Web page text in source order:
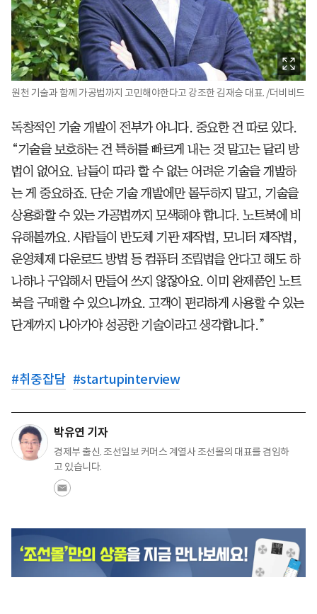
원천 기술과 함께 가공법까지 고민해야한다고 강조한 김재승 대표. /더비비드
독창적인 기술 개발이 전부가 아니다. 중요한 건 따로 있다.
“기술을 보호하는 건 특허를 빠르게 내는 것 말고는 달리 방
법이 없어요. 남들이 따라 할 수 없는 어려운 기술을 개발하
는 게 중요하죠. 단순 기술 개발에만 몰두하지 말고, 기술을
상용화할 수 있는 가공법까지 모색해야 합니다. 노트북에 비
유해볼까요. 사람들이 반도체 기판 제작법, 모니터 제작법,
운영체제 다운로드 방법 등 컴퓨터 조립법을 안다고 해도 하
나하나 구입해서 만들어 쓰지 않잖아요. 이미 완제품인 노트
북을 구매할 수 있으니까요. 고객이 편리하게 사용할 수 있는
단계까지 나아가야 성공한 기술이라고 생각합니다.”
#취중잡담 #startupinterview
박유연 기자
경제부 출신. 조선일보 커머스 계열사 조선몰의 대표를 겸임하
고 있습니다.